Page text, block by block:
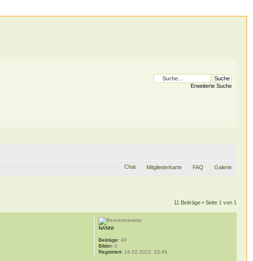
Erweiterte Suche
Chat Mitgliederkarte FAQ Galerie
11 Beiträge • Seite 1 von 1
NANNI
Beiträge: 40
Bilder: 0
Registriert: 14.02.2022, 23:45